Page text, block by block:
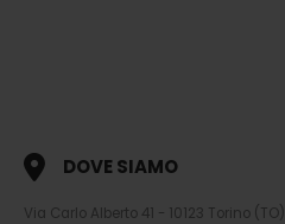
DOVE SIAMO
Via Carlo Alberto 41 - 10123 Torino (TO)